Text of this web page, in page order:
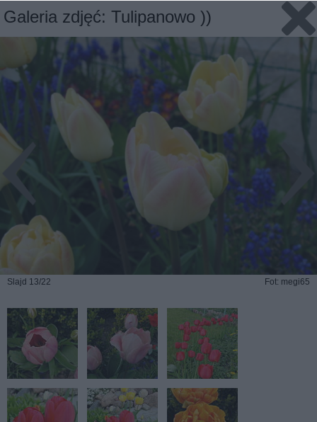
Galeria zdjęć: Tulipanowo ))
Slajd 13/22 Fot: megi65